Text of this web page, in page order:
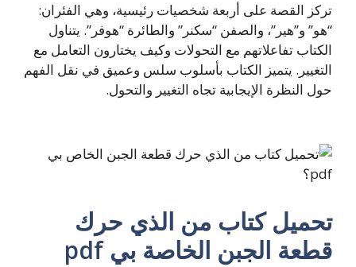
تركز القصة على أربعة شخصيات رئيسية، وهي الفئران:
“هو” و”هير”، والصفن “سكنر” والطائرة “هوفر”. يتناول
الكتاب تفاعلاتهم مع التحولات وكيف يختارون التعامل مع
التغيير. يتميز الكتاب بأسلوب سلس وعميق في نقل الفهم
حول النظرة الإيجابية تجاه التغيير والتحول.
تحميل كتاب من الذي حرك
قطعة الجبن الخاصة بي pdf